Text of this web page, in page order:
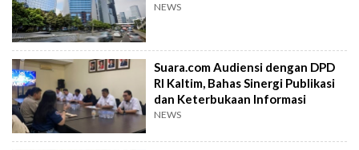
NEWS
Suara.com Audiensi dengan DPD
RI Kaltim, Bahas Sinergi Publikasi
dan Keterbukaan Informasi
NEWS